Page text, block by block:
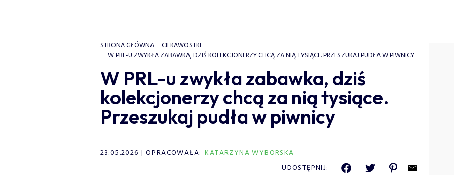
STRONA GŁÓWNA
CIEKAWOSTKI
W PRL-U ZWYKŁA ZABAWKA, DZIŚ KOLEKCJONERZY CHCĄ ZA NIĄ TYSIĄCE. PRZESZUKAJ PUDŁA W PIWNICY
W PRL-u zwykła zabawka, dziś
kolekcjonerzy chcą za nią tysiące.
Przeszukaj pudła w piwnicy
23.05.2026 OPRACOWAŁA: KATARZYNA WYBORSKA
UDOSTĘPNIJ: